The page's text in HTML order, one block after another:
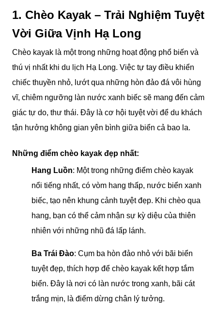
1. Chèo Kayak – Trải Nghiệm Tuyệt
Vời Giữa Vịnh Hạ Long
Chèo kayak là một trong những hoạt động phổ biến và
thú vị nhất khi du lịch Hạ Long. Việc tự tay điều khiển
chiếc thuyền nhỏ, lướt qua những hòn đảo đá vôi hùng
vĩ, chiêm ngưỡng làn nước xanh biếc sẽ mang đến cảm
giác tự do, thư thái. Đây là cơ hội tuyệt vời để du khách
tận hưởng không gian yên bình giữa biển cả bao la.
Những điểm chèo kayak đẹp nhất:
Hang Luồn: Một trong những điểm chèo kayak
nổi tiếng nhất, có vòm hang thấp, nước biển xanh
biếc, tạo nên khung cảnh tuyệt đẹp. Khi chèo qua
hang, bạn có thể cảm nhận sự kỳ diệu của thiên
nhiên với những nhũ đá lấp lánh.
Ba Trái Đào: Cụm ba hòn đảo nhỏ với bãi biển
tuyệt đẹp, thích hợp để chèo kayak kết hợp tắm
biển. Đây là nơi có làn nước trong xanh, bãi cát
trắng mịn, là điểm dừng chân lý tưởng.